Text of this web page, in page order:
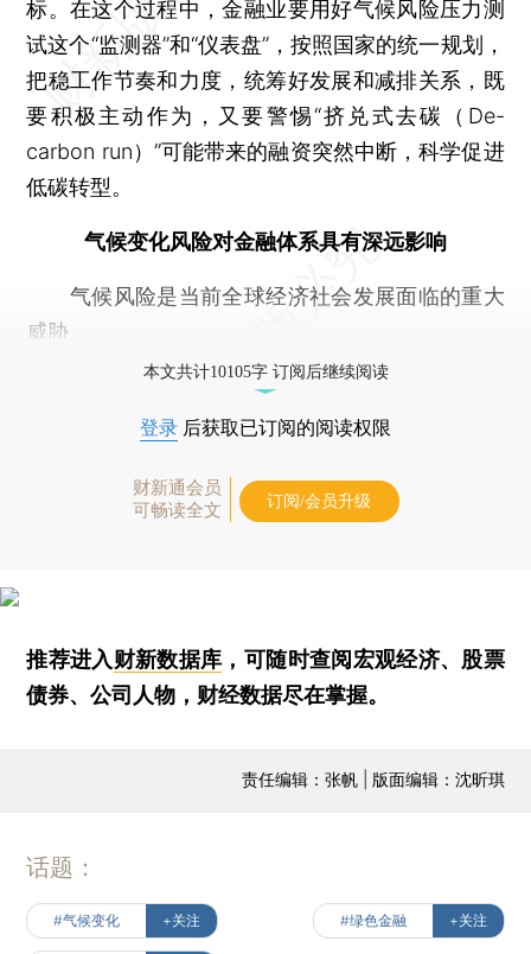
标。在这个过程中，金融业要用好气候风险压力测
试这个“监测器”和“仪表盘”，按照国家的统一规划，
把稳工作节奏和力度，统筹好发展和减排关系，既
要积极主动作为，又要警惕“挤兑式去碳（De-
carbon run）”可能带来的融资突然中断，科学促进
低碳转型。
气候变化风险对金融体系具有深远影响
气候风险是当前全球经济社会发展面临的重大
威胁
本文共计10105字 订阅后继续阅读
登录 后获取已订阅的阅读权限
财新通会员
可畅读全文
订阅/会员升级
推荐进入财新数据库 ，可随时查阅宏观经济、股票
债券、公司人物，财经数据尽在掌握。
责任编辑：张帆 | 版面编辑：沈昕琪
话题：
#气候变化 +关注 #绿色金融 +关注